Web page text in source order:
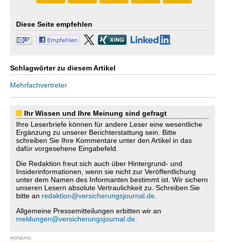
Diese Seite empfehlen
Schlagwörter zu diesem Artikel
Mehrfachvertreter
Ihr Wissen und Ihre Meinung sind gefragt
Ihre Leserbriefe können für andere Leser eine wesentliche
Ergänzung zu unserer Berichterstattung sein. Bitte
schreiben Sie Ihre Kommentare unter den Artikel in das
dafür vorgesehene Eingabefeld.
Die Redaktion freut sich auch über Hintergrund- und
Insiderinformationen, wenn sie nicht zur Veröffentlichung
unter dem Namen des Informanten bestimmt ist. Wir sichern
unseren Lesern absolute Vertraulichkeit zu. Schreiben Sie
bitte an redaktion@versicherungsjournal.de
Allgemeine Pressemitteilungen erbitten wir an
meldungen@versicherungsjournal.de
WERBUNG